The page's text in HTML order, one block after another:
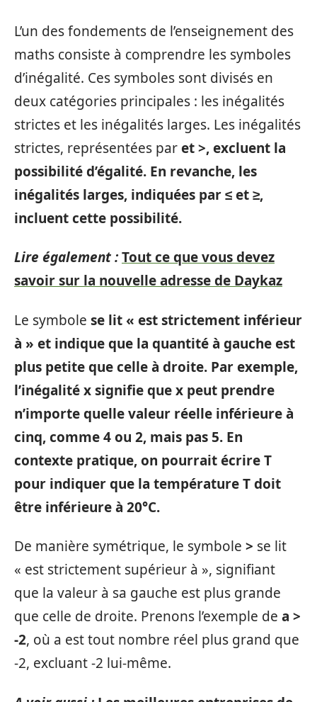
L’un des fondements de l’enseignement des
maths consiste à comprendre les symboles
d’inégalité. Ces symboles sont divisés en
deux catégories principales : les inégalités
strictes et les inégalités larges. Les inégalités
strictes, représentées paret>, excluent la
possibilité d’égalité. En revanche, les
inégalités larges, indiquées par≤et≥,
incluent cette possibilité.
Lire également :Tout ce que vous devez
savoir sur la nouvelle adresse de Daykaz
Le symbole se lit « est strictement inférieur
à » et indique que la quantité à gauche est
plus petite que celle à droite. Par exemple,
l’inégalitéx signifie que x peut prendre
n’importe quelle valeur réelle inférieure à
cinq, comme 4 ou 2, mais pas 5. En
contexte pratique, on pourrait écrireT
pour indiquer que la température T doit
être inférieure à 20°C.
De manière symétrique, le symbole > se lit
« est strictement supérieur à », signifiant
que la valeur à sa gauche est plus grande
que celle de droite. Prenons l’exemple de a >
-2, où a est tout nombre réel plus grand que
-2, excluant -2 lui-même.